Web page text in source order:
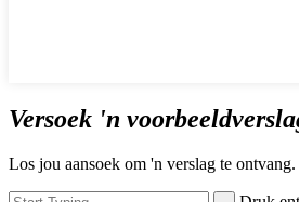
Versoek 'n
Los jou aansoek om 'n verslag te ontvang.